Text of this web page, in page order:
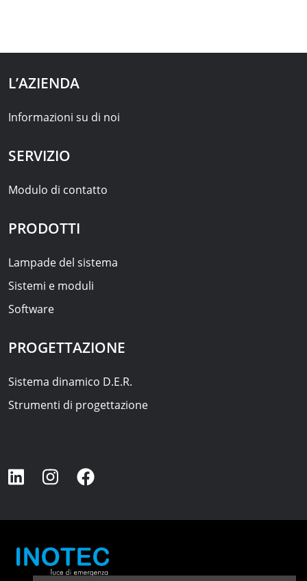
L’AZIENDA
Informazioni su di noi
SERVIZIO
Modulo di contatto
PRODOTTI
Lampade del sistema
Sistemi e moduli
Software
PROGETTAZIONE
Sistema dinamico D.E.R.
Strumenti di progettazione